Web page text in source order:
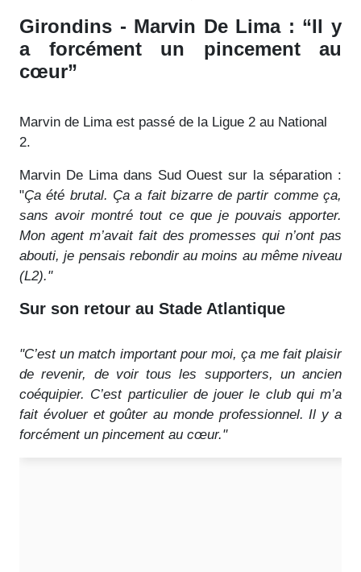
Girondins - Marvin De Lima : “Il y
a forcément un pincement au
cœur”
Marvin de Lima est passé de la Ligue 2 au National
2.
Marvin De Lima dans Sud Ouest sur la séparation :
"Ça été brutal. Ça a fait bizarre de partir comme ça,
sans avoir montré tout ce que je pouvais apporter.
Mon agent m’avait fait des promesses qui n’ont pas
abouti, je pensais rebondir au moins au même niveau
(L2)."
Sur son retour au Stade Atlantique
"C’est un match important pour moi, ça me fait plaisir
de revenir, de voir tous les supporters, un ancien
coéquipier. C’est particulier de jouer le club qui m’a
fait évoluer et goûter au monde professionnel. Il y a
forcément un pincement au cœur."